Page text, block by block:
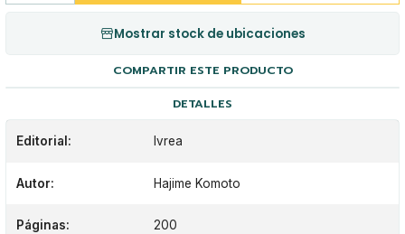
Mostrar stock de ubicaciones
COMPARTIR ESTE PRODUCTO
DETALLES
Editorial: Ivrea
Autor: Hajime Komoto
Páginas: 200